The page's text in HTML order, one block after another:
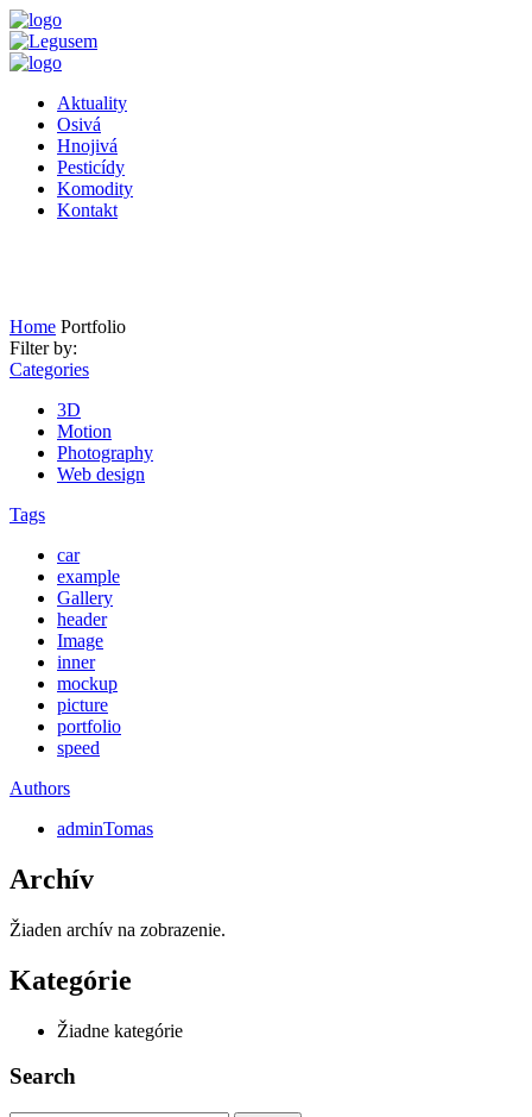
Aktuality
Osivá
Hnojivá
Pesticídy
Komodity
Kontakt
Home Portfolio
Filter by:
Categories
3D
Motion
Photography
Web design
Tags
car
example
Gallery
header
Image
inner
mockup
picture
portfolio
speed
Authors
adminTomas
Archív
Žiaden archív na zobrazenie.
Kategórie
Žiadne kategórie
Search